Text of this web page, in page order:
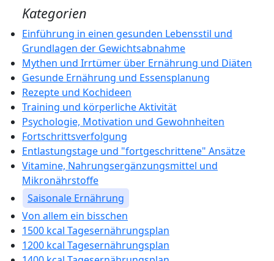
Kategorien
Einführung in einen gesunden Lebensstil und
Grundlagen der Gewichtsabnahme
Mythen und Irrtümer über Ernährung und Diäten
Gesunde Ernährung und Essensplanung
Rezepte und Kochideen
Training und körperliche Aktivität
Psychologie, Motivation und Gewohnheiten
Fortschrittsverfolgung
Entlastungstage und "fortgeschrittene" Ansätze
Vitamine, Nahrungsergänzungsmittel und
Mikronährstoffe
Saisonale Ernährung
Von allem ein bisschen
1500 kcal Tagesernährungsplan
1200 kcal Tagesernährungsplan